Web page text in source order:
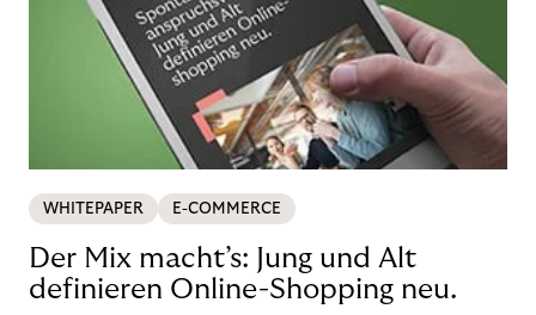
WHITEPAPER E-COMMERCE
Der Mix macht’s: Jung und Alt
definieren Online-Shopping neu.